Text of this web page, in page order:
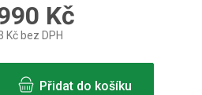
Kč
Kč bez DPH
Přidat do košíku